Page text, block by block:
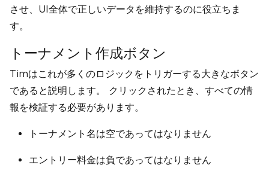
させ、UI全体で正しいデータを維持するのに役立ちま
す。
トーナメント作成ボタン
Timはこれが多くのロジックをトリガーする大きなボタン
であると説明します。 クリックされたとき、すべての情
報を検証する必要があります。
トーナメント名は空であってはなりません
エントリー料金は負であってはなりません